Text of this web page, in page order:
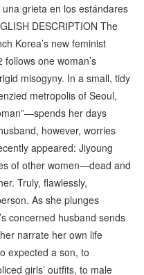
grieta en los estándares
DESCRIPTION The
Korea’s new feminist
one woman’s
misogyny. In a small, tidy
metropolis of Seoul,
her days
however, worries
appeared: Jiyoung
of other women―dead and
Truly, flawlessly,
As she plunges
concerned husband sends
narrate her own life
expected a son, to
girls’ outfits, to male